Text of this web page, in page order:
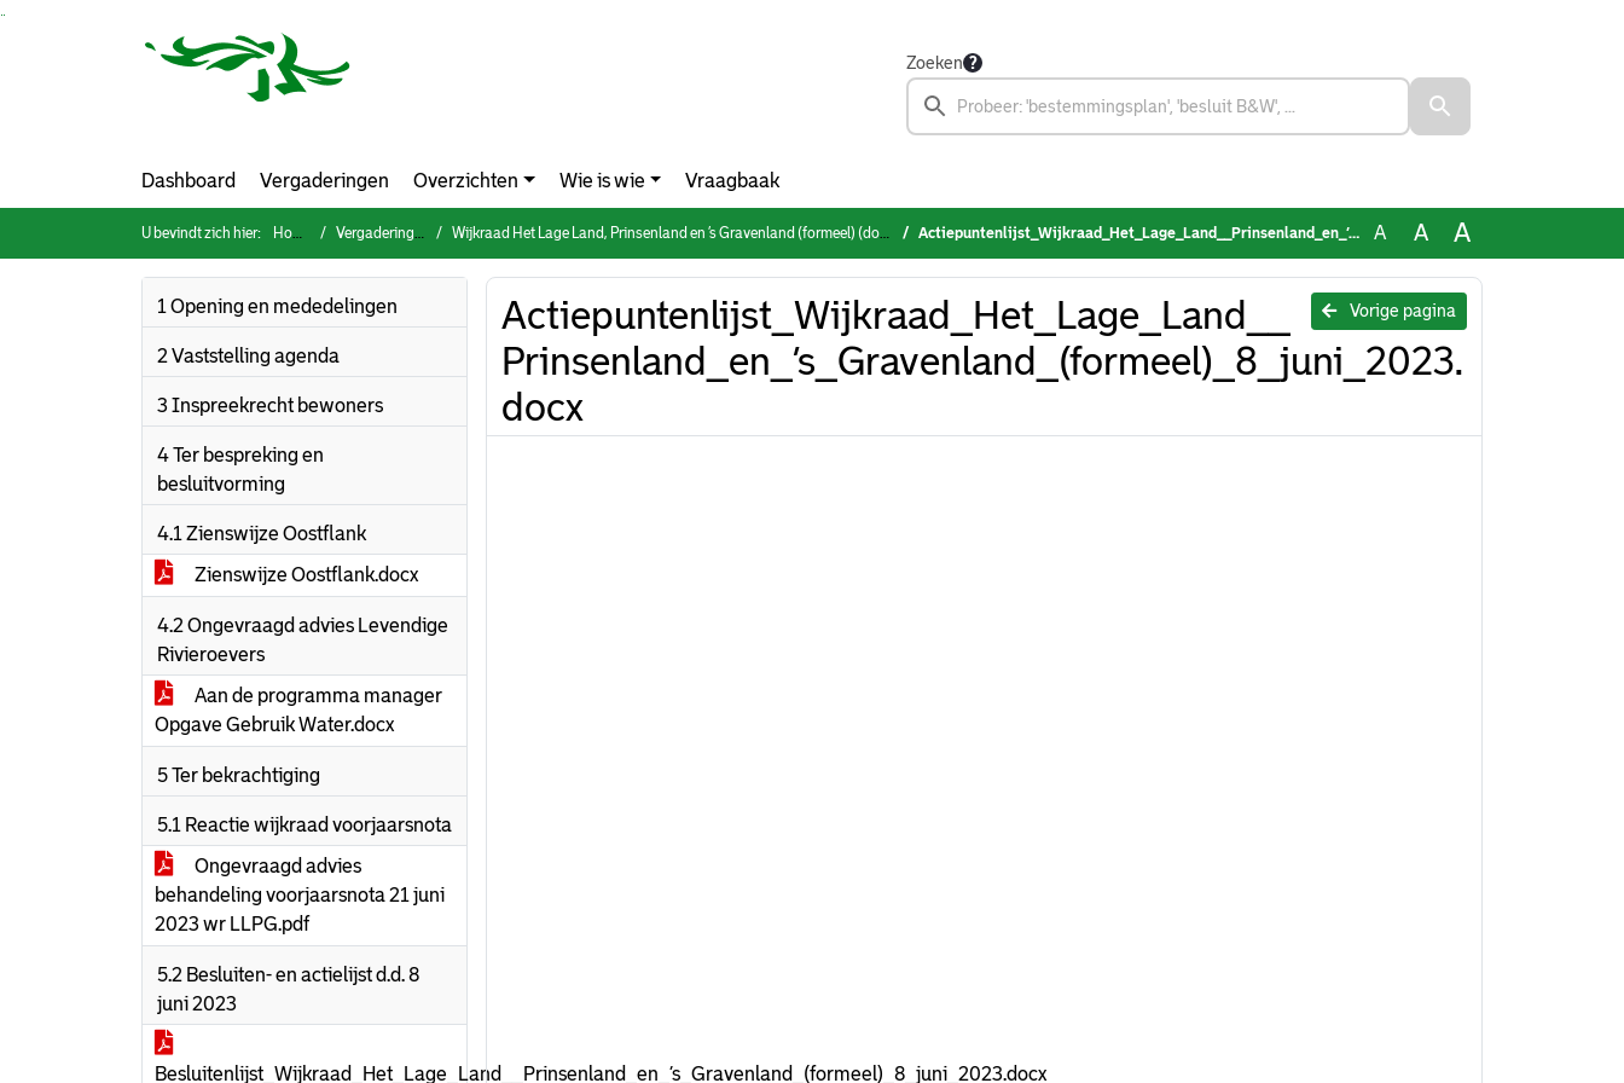
Ga naar de inhoud van deze pagina
Zoeken
Dashboard Vergaderingen Overzichten Wie is wie Vraagbaak
U bevindt zich hier: Home Vergaderingen Wijkraad Het Lage Land, Prinsenland en ’s Gravenland (formeel) (donderdag 6 juli 2023) Actiepuntenlijst_Wijkraad_Het_Lage_Land__Prinsenland_en_’s_Gravenland_(formeel)_8_juni_2023.docx A A A
1 Opening en mededelingen
2 Vaststelling agenda
3 Inspreekrecht bewoners
4 Ter bespreking en
besluitvorming
4.1 Zienswijze Oostflank
Zienswijze Oostflank.docx
4.2 Ongevraagd advies Levendige
Rivieroevers
Aan de programma manager
Opgave Gebruik Water.docx
5 Ter bekrachtiging
5.1 Reactie wijkraad voorjaarsnota
Ongevraagd advies
behandeling voorjaarsnota 21 juni
2023 wr LLPG.pdf
5.2 Besluiten- en actielijst d.d. 8
juni 2023
Besluitenlijst_Wijkraad_Het_Lage_Land__Prinsenland_en_’s_Gravenland_(formeel)_8_juni_2023.docx
Vorige pagina
Actiepuntenlijst_Wijkraad_Het_Lage_Land__
Prinsenland_en_’s_Gravenland_(formeel)_8_juni_2023.
docx